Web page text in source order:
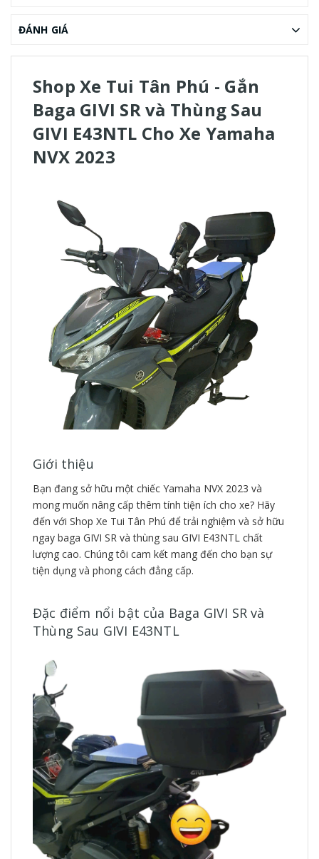
ĐÁNH GIÁ
Shop Xe Tui Tân Phú - Gắn
Baga GIVI SR và Thùng Sau
GIVI E43NTL Cho Xe Yamaha
NVX 2023
Giới thiệu
Bạn đang sở hữu một chiếc Yamaha NVX 2023 và
mong muốn nâng cấp thêm tính tiện ích cho xe? Hãy
đến với Shop Xe Tui Tân Phú để trải nghiệm và sở hữu
ngay baga GIVI SR và thùng sau GIVI E43NTL chất
lượng cao. Chúng tôi cam kết mang đến cho bạn sự
tiện dụng và phong cách đẳng cấp.
Đặc điểm nổi bật của Baga GIVI SR và
Thùng Sau GIVI E43NTL